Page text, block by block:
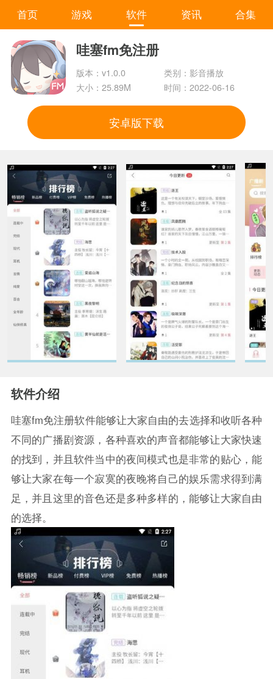
首页 游戏 软件 资讯 合集
哇塞fm免注册
版本：v1.0.0
类别：影音播放
大小：25.89M
时间：2022-06-16
安卓版下载
软件介绍
哇塞fm免注册软件能够让大家自由的去选择和收听各种
不同的广播剧资源，各种喜欢的声音都能够让大家快速
的找到，并且软件当中的夜间模式也是非常的贴心，能
够让大家在每一个寂寞的夜晚将自己的娱乐需求得到满
足，并且这里的音色还是多种多样的，能够让大家自由
的选择。